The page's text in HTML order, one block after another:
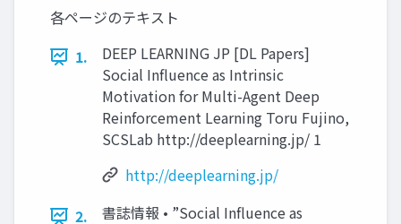
各ページのテキスト
1.
DEEP LEARNING JP [DL Papers]
Social Influence as Intrinsic
Motivation for Multi-Agent Deep
Reinforcement Learning Toru Fujino,
SCSLab http://deeplearning.jp/ 1
http://deeplearning.jp/
2.
書誌情報 • ”Social Influence as